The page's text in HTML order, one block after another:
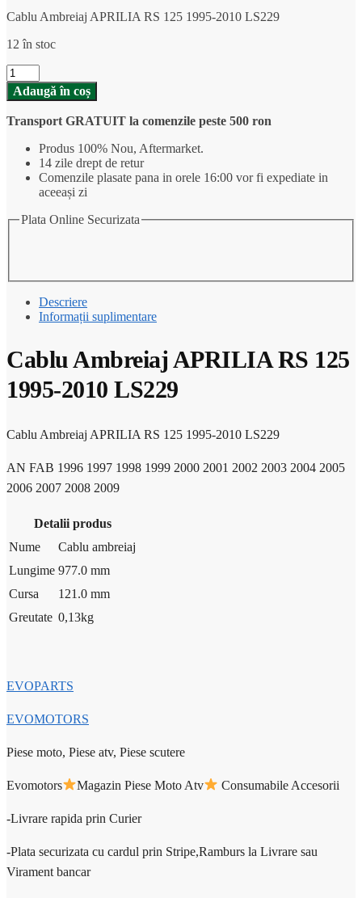
Cablu Ambreiaj APRILIA RS 125 1995-2010 LS229
12 în stoc
Cantitate
Cablu
Ambreiaj
APRILIA
RS
LS229
Adaugă în coș
Transport GRATUIT la comenzile peste 500 ron
Produs 100% Nou, Aftermarket.
14 zile drept de retur
Comenzile plasate pana in orele 16:00 vor fi expediate in
aceeași zi
Plata Online Securizata
Descriere
Informații suplimentare
Cablu Ambreiaj APRILIA RS 125
1995-2010 LS229
Cablu Ambreiaj APRILIA RS 125 1995-2010 LS229
AN FAB 1996 1997 1998 1999 2000 2001 2002 2003 2004 2005
2006 2007 2008 2009
Detalii produs
Nume
Cablu ambreiaj
Lungime 977.0 mm
Cursa
121.0 mm
Greutate 0,13kg
EVOPARTS
EVOMOTORS
Piese moto, Piese atv, Piese scutere
Evomotors Magazin Piese Moto Atv Consumabile Accesorii
-Livrare rapida prin Curier
-Plata securizata cu cardul prin Stripe,Ramburs la Livrare sau
Virament bancar